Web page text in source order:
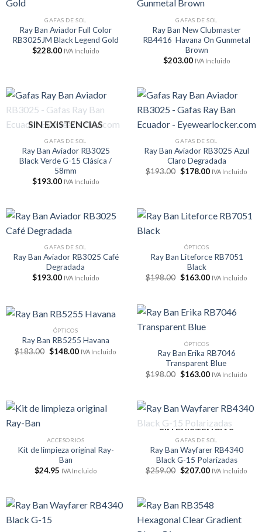
GAFAS DE SOL
Ray Ban Aviador Full Color
RB3025JM Black Legend Gold
$228.00 IVA Incluido
GAFAS DE SOL
Ray Ban New Clubmaster
RB4416 Havana On Gunmetal
Brown
$203.00 IVA Incluido
SIN EXISTENCIAS
GAFAS DE SOL
Ray Ban Aviador RB3025
Black Verde G-15 Clásica /
58mm
$193.00 IVA Incluido
GAFAS DE SOL
Ray Ban Aviador RB3025 Azul
Claro Degradada
$193.00 El
$178.00ElIVA Incluido
GAFAS DE SOL
Ray Ban Aviador RB3025 Café
Degradada
$193.00 IVA Incluido
ÓPTICOS
Ray Ban Liteforce RB7051
Black
$198.00 El
$198.00.
$163.00El
$163.00.
IVA Incluido
ÓPTICOS
Ray Ban RB5255 Havana
$183.00 El
$148.00ElIVA Incluido
ÓPTICOS
Ray Ban Erika RB7046
Transparent Blue
$198.00 El
$198.00.
$163.00El
$163.00.
IVA Incluido
ACCESORIOS
Kit de limpieza original Ray-
Ban
$24.95 IVA Incluido
SIN EXISTENCIAS
GAFAS DE SOL
Ray Ban Wayfarer RB4340
Black G-15 Polarizadas
$259.00 El
$259.00.
$207.00El
$207.00.
IVA Incluido